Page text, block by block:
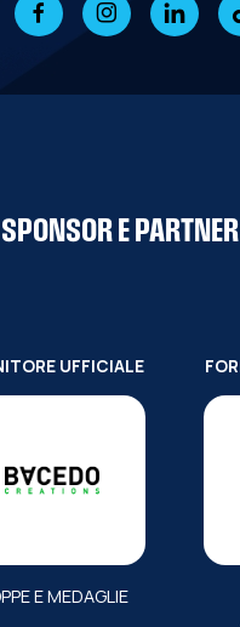
SPONSOR E
UFFICIALE
E MEDAGLIE